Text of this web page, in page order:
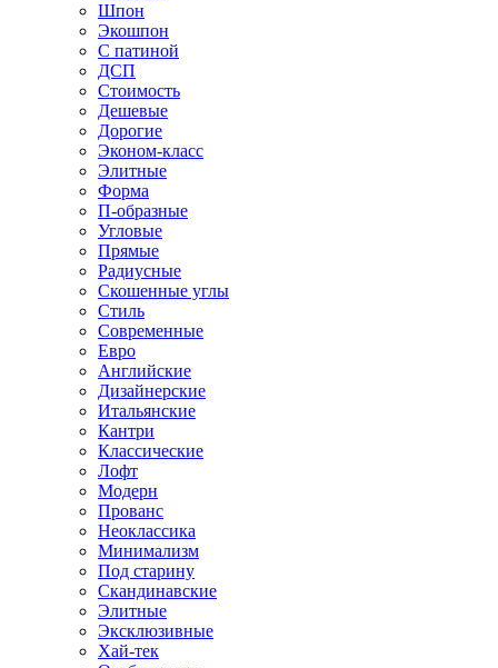
Шпон
Экошпон
С патиной
ДСП
Стоимость
Дешевые
Дорогие
Эконом-класс
Элитные
Форма
П-образные
Угловые
Прямые
Радиусные
Скошенные углы
Стиль
Современные
Евро
Английские
Дизайнерские
Итальянские
Кантри
Классические
Лофт
Модерн
Прованс
Неоклассика
Минимализм
Под старину
Скандинавские
Элитные
Эксклюзивные
Хай-тек